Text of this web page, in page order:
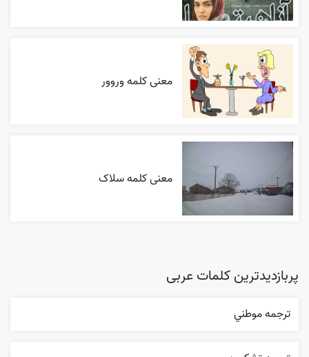
معنی کلمه وروور
معنی کلمه سلاک
پربازدیدترین کلمات عربی
ترجمه موطني